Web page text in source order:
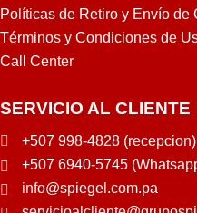
Políticas de Retiro y Envío de
Términos y Condiciones de
Call Center
SERVICIO AL CLIENTE
+507 998-4828 (recepcion)
+507 6940-5745
info@spiegel.com.pa